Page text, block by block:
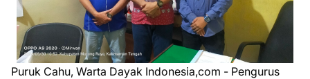
Puruk Cahu, Warta Dayak Indonesia,com - Pengurus